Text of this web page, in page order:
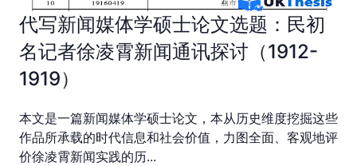
代写新闻媒体学硕士论文选题：民初
名记者徐凌霄新闻通讯探讨（1912-
1919）
本文是一篇新闻媒体学硕士论文，本从历史维度挖掘这些
作品所承载的时代信息和社会价值，力图全面、客观地评
价徐凌霄新闻实践的历...